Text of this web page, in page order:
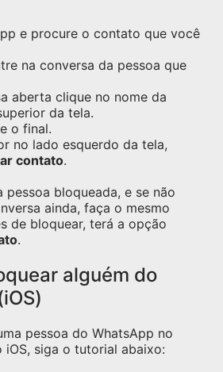
e procure o contato que você
na conversa da pessoa que
aberta clique no nome da
da tela.
o final.
no lado esquerdo da tela,
contato.
pessoa bloqueada, e se não
ainda, faça o mesmo
de bloquear, terá a opção
.
alguém do
pessoa do WhatsApp no
iOS, siga o tutorial abaixo: